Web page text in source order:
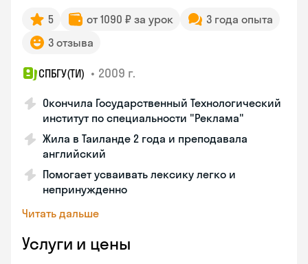
5 от 1090 ₽ за урок
3 года опыта
3 отзыва
СПБГУ(ТИ) • 2009 г.
Окончила Государственный Технологический
институт по специальности "Реклама"
Жила в Таиланде 2 года и преподавала
английский
Помогает усваивать лексику легко и
непринужденно
Читать дальше
Услуги и цены